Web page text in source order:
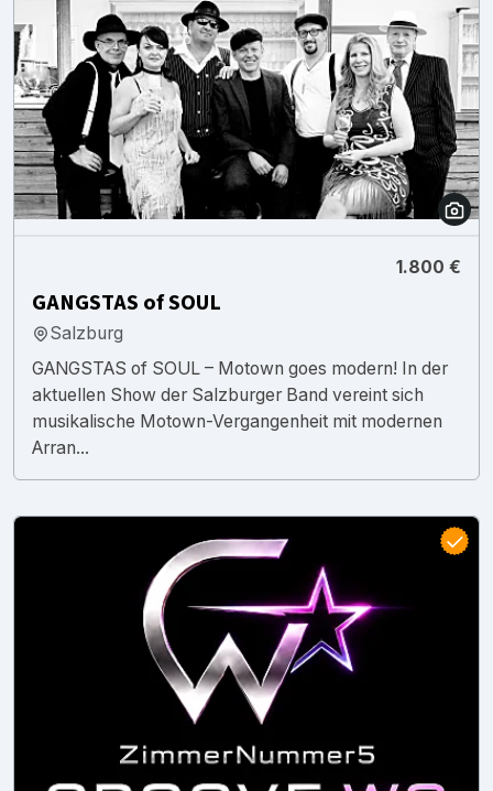
1.800 €
GANGSTAS of SOUL
Salzburg
GANGSTAS of SOUL – Motown goes modern! In der
aktuellen Show der Salzburger Band vereint sich
musikalische Motown-Vergangenheit mit modernen
Arran...